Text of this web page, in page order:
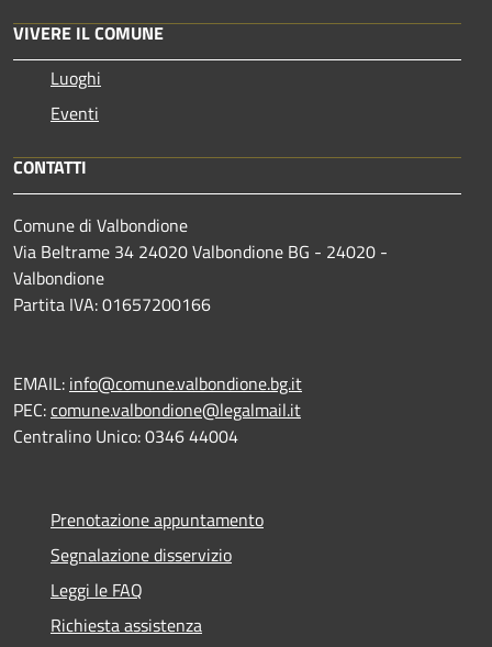
VIVERE IL COMUNE
Luoghi
Eventi
CONTATTI
Comune di Valbondione
Via Beltrame 34 24020 Valbondione BG - 24020 -
Valbondione
Partita IVA: 01657200166
EMAIL: info@comune.valbondione.bg.it
PEC:comune.valbondione@legalmail.it
Centralino Unico: 0346 44004
Prenotazione appuntamento
Segnalazione disservizio
Leggi le FAQ
Richiesta assistenza